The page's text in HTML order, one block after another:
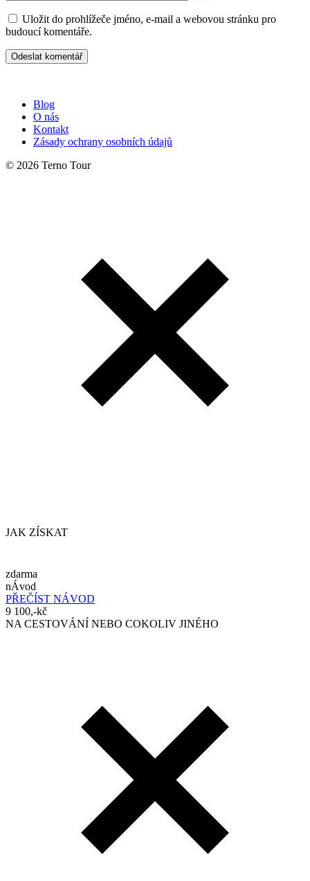
Uložit do prohlížeče jméno, e-mail a webovou stránku pro
budoucí komentáře.
Blog
O nás
Kontakt
Zásady ochrany osobních údajů
© 2026 Terno Tour
JAK ZÍSKAT
zdarma
nÁvod
PŘEČÍST NÁVOD
9 100,-kč
NA CESTOVÁNÍ NEBO COKOLIV JINÉHO